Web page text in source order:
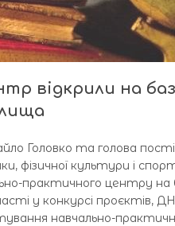
відкрили на
Головко та голова
фізичної культури і
практичного центру на
у конкурсі проєктів,
навчально-